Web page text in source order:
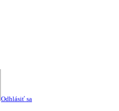
Odhlásiť sa